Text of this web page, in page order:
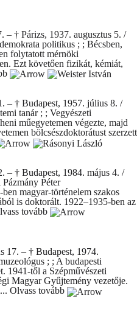
† Párizs, 1937. augusztus 5. /
politikus ; ; Bécsben,
folytatott mérnöki
Ezt követően fizikát, kémiát,
– † Budapest, 1957. július 8. /
tanár ; ; Vegyészeti
műegyetemen végezte, majd
bölcsészdoktorátust szerzett
– † Budapest, 1984. május 4. /
Péter
magyar-történelem szakos
is doktorált. 1922–1935-ben az
tovább
17. – † Budapest, 1974.
; ; A budapesti
1941-től a Szépművészeti
Magyar Gyűjtemény vezetője.
Olvass tovább